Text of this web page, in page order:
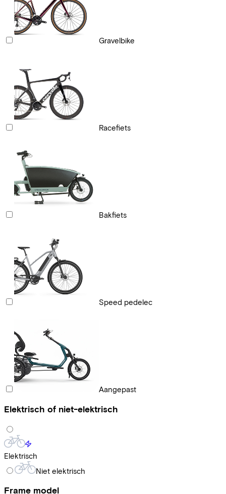
Gravelbike
Racefiets
Bakfiets
Speed pedelec
Aangepast
Elektrisch of niet-elektrisch
Elektrisch
Niet elektrisch
Frame model